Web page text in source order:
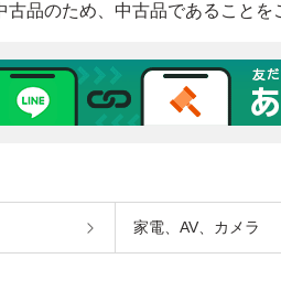
家電、AV、カメラ